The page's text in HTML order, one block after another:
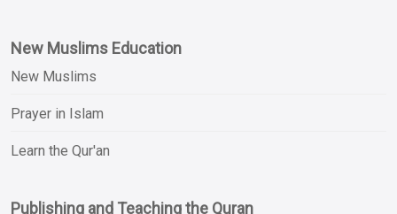
New Muslims Education
New Muslims
Prayer in Islam
Learn the Qur'an
Publishing and Teaching the Quran